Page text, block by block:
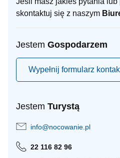
skontaktuj się z naszym
Jestem Gospodarzem
Wypełnij formularz
Jestem Turystą
info@nocowanie.pl
22 116 82 96